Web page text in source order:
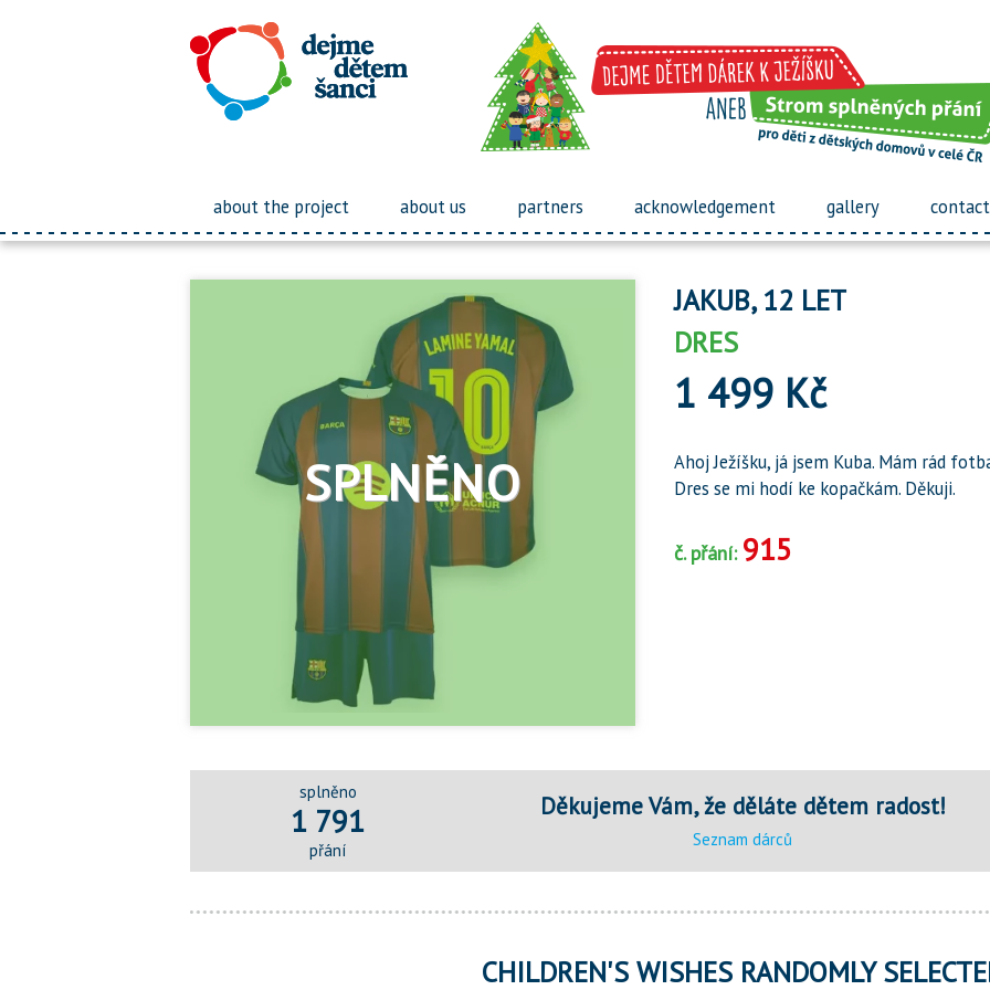
about the project about us partners acknowledgement gallery contact
JAKUB, 12 LET
DRES
1 499 Kč
Ahoj Ježíšku, já jsem Kuba. Mám rád
Dres se mi hodí ke kopačkám. Děkuji.
č. přání: 915
splněno
1 791
přání
Děkujeme Vám, že děláte dětem radost!
Seznam dárců
CHILDREN'S WISHES RANDOMLY